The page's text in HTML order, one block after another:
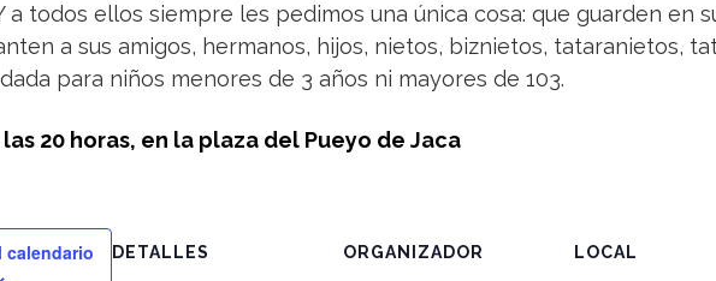
a todos ellos siempre les pedimos una única cosa: que guarden en
a sus amigos, hermanos, hijos, nietos, biznietos, tataranietos,
para niños menores de 3 años ni mayores de 103.
20 horas, en la plaza del Pueyo de Jaca
calendario DETALLES ORGANIZADOR LOCAL